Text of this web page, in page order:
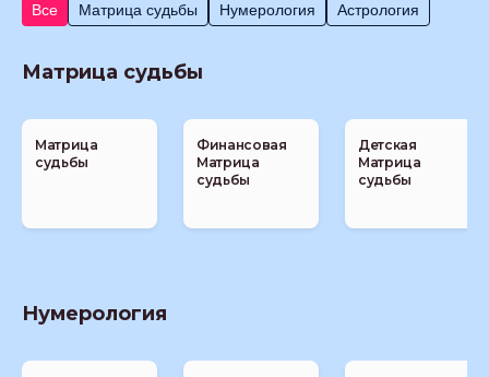
Все Матрица судьбы Нумерология Астрология
Матрица судьбы
Матрица
судьбы
Финансовая
Матрица
судьбы
Детская
Матрица
судьбы
Нумерология